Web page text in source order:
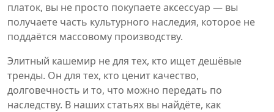
платок, вы не просто покупаете аксессуар — вы
получаете часть культурного наследия, которое не
поддаётся массовому производству.
Элитный кашемир не для тех, кто ищет дешёвые
тренды. Он для тех, кто ценит качество,
долговечность и то, что можно передать по
наследству. В наших статьях вы найдёте, как